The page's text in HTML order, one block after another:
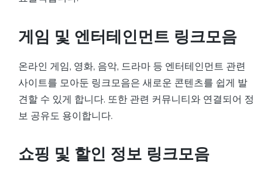
게임 및 엔터테인먼트 링크모음
온라인 게임, 영화, 음악, 드라마 등 엔터테인먼트 관련
사이트를 모아둔 링크모음은 새로운 콘텐츠를 쉽게 발
견할 수 있게 합니다. 또한 관련 커뮤니티와 연결되어 정
보 공유도 용이합니다.
쇼핑 및 할인 정보 링크모음